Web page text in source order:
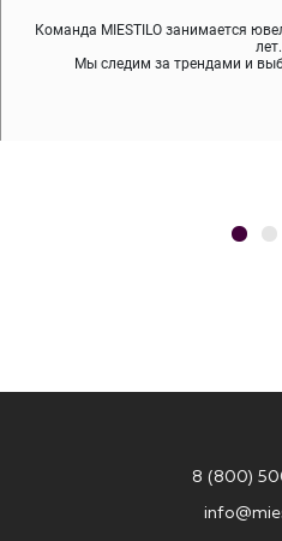
Команда MIESTILO занимается
лет.
Мы следим за трендами и
Мы используем покрытие
содержит никеля и свинца
Во время доставки спокойно
что вам нравятся,
8 (800)